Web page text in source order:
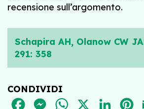
recensione sull’argomento.
Schapira AH, Olanow CW
291: 358
CONDIVIDI
FACEBOOKMESSENGER
WHATSAPP